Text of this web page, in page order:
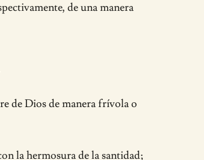
de una manera
de Dios de manera frívola o
la hermosura de la santidad;